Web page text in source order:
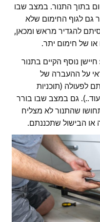
בתוך התנור. במצב שבו
גם לגוף החימום שלא
להגדיר מראש ומכאן,
של חימום יתר.
חיישן נוסף הקיים בתנור
על ההעברה של
לפעולה (תוכניות
גם במצב שבו בורר
שהתנור לא מצליח
או הבישול שתכננתם.